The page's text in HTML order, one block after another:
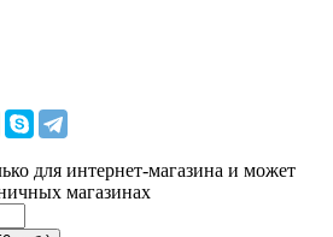
для интернет-магазина и может
магазинах